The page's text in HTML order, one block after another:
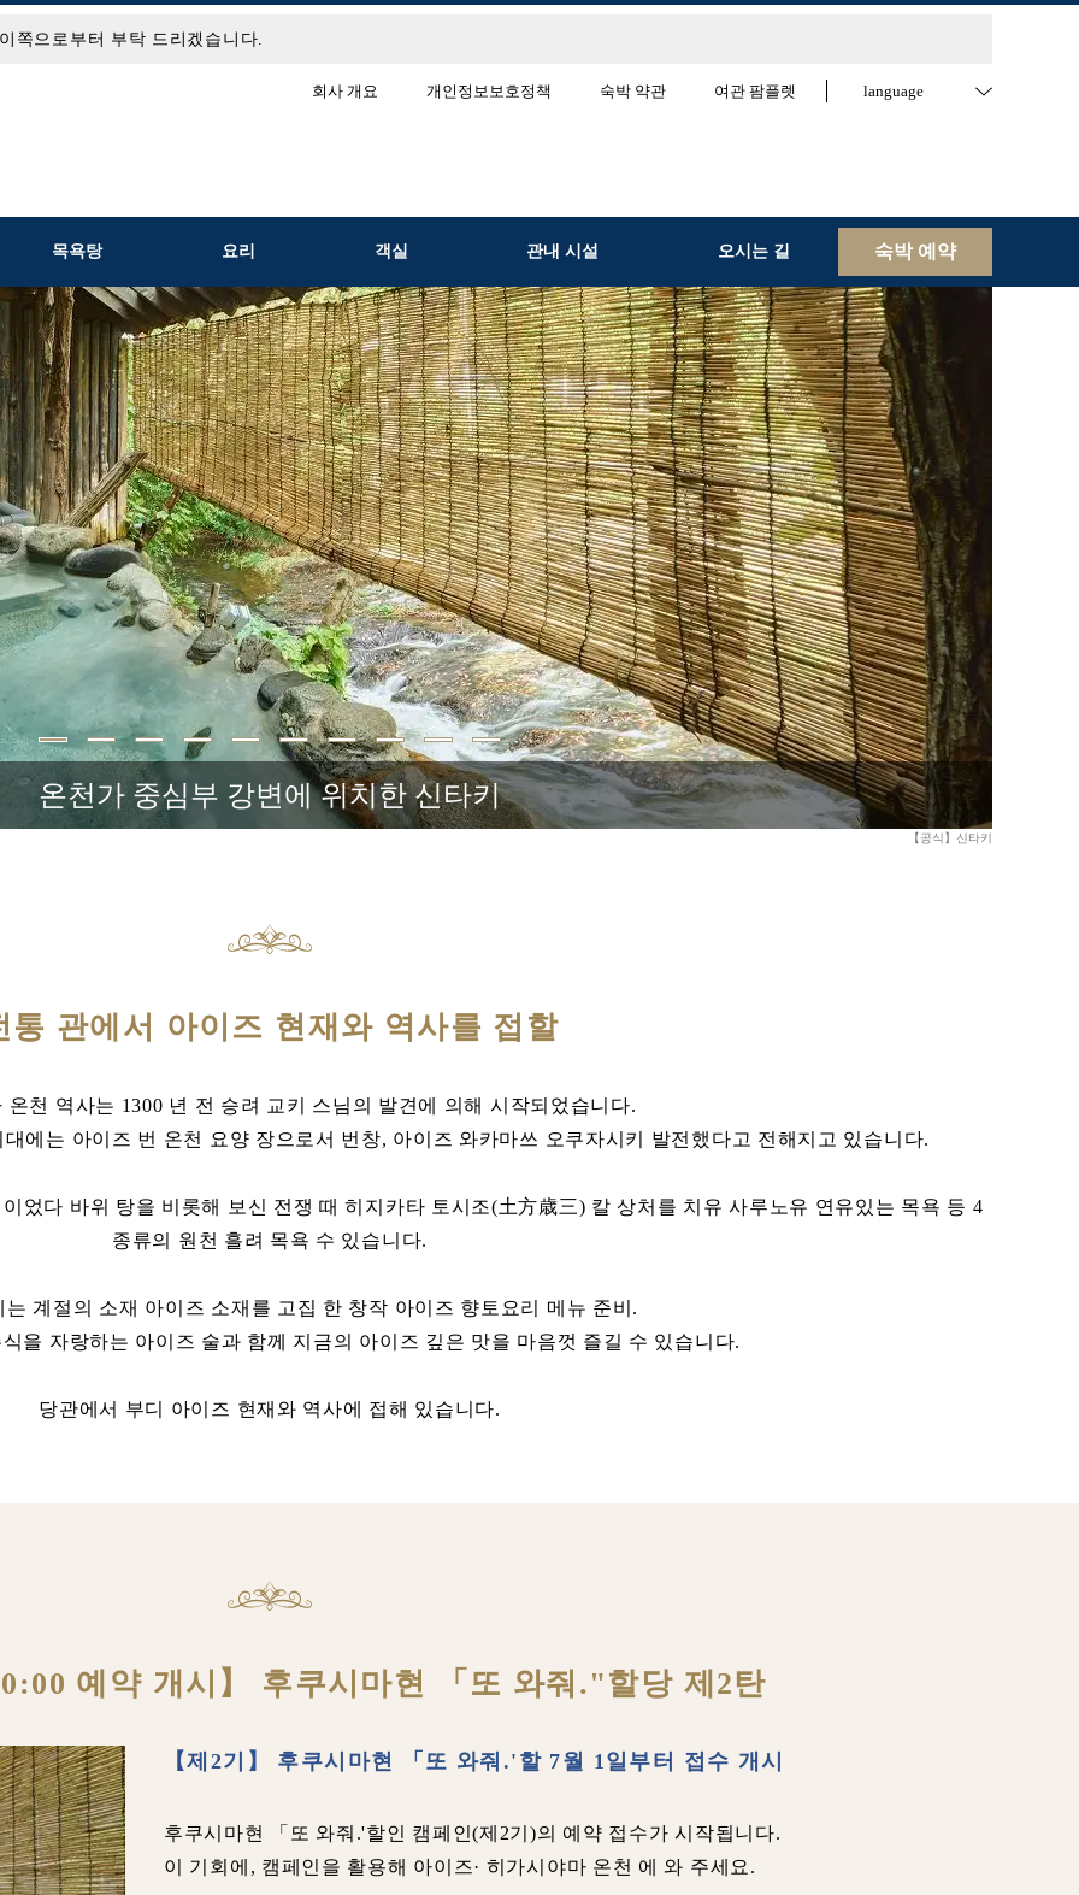
쪽으로부터 부탁 드리겠습니다.
회사 개요 개인정보보호정책 숙박 약관 여관 팜플렛 language
목욕탕 요리 객실 관내 시설 오시는 길 숙박 예약
온천가 중심부 강변에 위치한 신타키
【공식】신타키
통 관에서 아이즈 현재와 역사를 접할
온천 역사는 1300 년 전 승려 교키 스님의 발견에 의해 시작되었습니다.
에는 아이즈 번 온천 요양 장으로서 번창, 아이즈 와카마쓰 오쿠자시키 발전했다고 전해지고 있습니다.
었다 바위 탕을 비롯해 보신 전쟁 때 히지카타 토시조(土方歳三) 칼 상처를 치유 사루노유 연유있는 목욕 등 4
종류의 원천 흘려 목욕 수 있습니다.
는 계절의 소재 아이즈 소재를 고집 한 창작 아이즈 향토요리 메뉴 준비.
을 자랑하는 아이즈 술과 함께 지금의 아이즈 깊은 맛을 마음껏 즐길 수 있습니다.
당관에서 부디 아이즈 현재와 역사에 접해 있습니다.
예약 개시】 후쿠시마현 「또 와줘."할당 제2탄
【제2기】 후쿠시마현 「또 와줘.'할 7월 1일부터 접수 개시
후쿠시마현 「또 와줘.'할인 캠페인(제2기)의 예약 접수가 시작됩니다.
이 기회에, 캠페인을 활용해 아이즈· 히가시야마 온천 에 와 주세요.